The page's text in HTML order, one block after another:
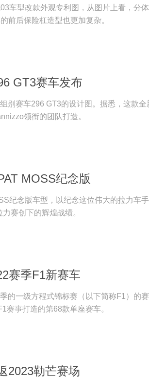
车型改款外观专利图，从图片上看，分
前后保险杠造型也更加复杂。
GT3赛车发布
别赛车296 GT3的设计图。据悉，这款全
领衔的团队打造。
MOSS纪念版
纪念版车型，以纪念这位伟大的拉力车
赛创下的辉煌战绩。
赛季F1新赛车
的一级方程式锦标赛（以下简称F1）的赛
赛事打造的第68款单座赛车。
2023勒芒赛场